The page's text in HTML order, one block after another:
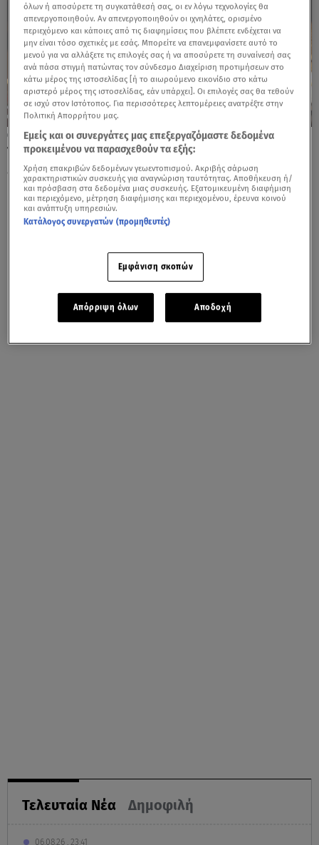
30.05.26, 16:00
Τα looks που ορίζουν το καλοκαιρινό
επίσημο dress code
Τελευταία Νέα Δημοφιλή
06.08.26 , 23:41
όλων ή αποσύρετε τη συγκατάθεσή σας, οι εν λόγω τεχνολογίες θα
απενεργοποιηθούν. Αν απενεργοποιηθούν οι ιχνηλάτες, ορισμένο
περιεχόμενο και κάποιες από τις διαφημίσεις που βλέπετε ενδέχεται να
μην είναι τόσο σχετικές με εσάς. Μπορείτε να επανεμφανίσετε αυτό το
μενού για να αλλάξετε τις επιλογές σας ή να αποσύρετε τη συναίνεσή σας
ανά πάσα στιγμή πατώντας τον σύνδεσμο Διαχείριση προτιμήσεων στο
κάτω μέρος της ιστοσελίδας [ή το αιωρούμενο εικονίδιο στο κάτω
αριστερό μέρος της ιστοσελίδας, εάν υπάρχει]. Οι επιλογές σας θα τεθούν
σε ισχύ στον Ιστότοπος. Για περισσότερες λεπτομέρειες ανατρέξτε στην
Πολιτική Απορρήτου μας.
Εμείς και οι συνεργάτες μας επεξεργαζόμαστε δεδομένα
προκειμένου να παρασχεθούν τα εξής:
Χρήση επακριβών δεδομένων γεωεντοπισμού. Ακριβής σάρωση
χαρακτηριστικών συσκευής για αναγνώριση ταυτότητας. Αποθήκευση ή/
και πρόσβαση στα δεδομένα μιας συσκευής. Εξατομικευμένη διαφήμιση
και περιεχόμενο, μέτρηση διαφήμισης και περιεχομένου, έρευνα κοινού
και ανάπτυξη υπηρεσιών.
Κατάλογος συνεργατών (προμηθευτές)
Εμφάνιση σκοπών
Απόρριψη όλων Αποδοχή